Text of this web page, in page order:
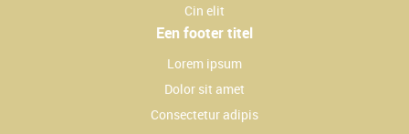
Cin elit
Een footer titel
Lorem ipsum
Dolor sit amet
Consectetur adipis